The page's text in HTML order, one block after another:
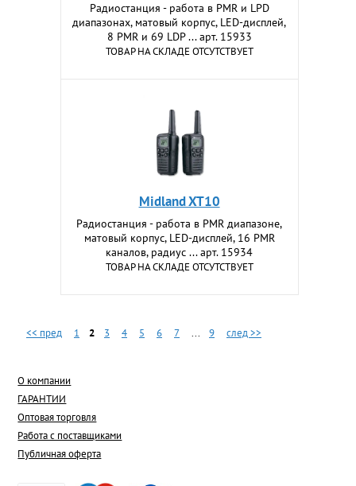
Радиостанция - работа в PMR и LPD
диапазонах, матовый корпус, LED-дисплей,
8 PMR и 69 LDP ... арт. 15933
ТОВАР НА СКЛАДЕ ОТСУТСТВУЕТ
Midland XT10
Радиостанция - работа в PMR диапазоне,
матовый корпус, LED-дисплей, 16 PMR
каналов, радиус ... арт. 15934
ТОВАР НА СКЛАДЕ ОТСУТСТВУЕТ
<< пред 1 2 3 4 5 6 7 ... 9 след >>
О компании
ГАРАНТИИ
Оптовая торговля
Работа с поставщиками
Публичная оферта